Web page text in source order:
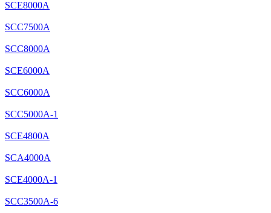
SCE8000A
SCC7500A
SCC8000A
SCE6000A
SCC6000A
SCC5000A-1
SCE4800A
SCA4000A
SCE4000A-1
SCC3500A-6